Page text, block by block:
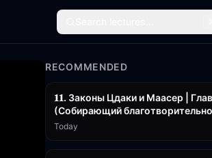
RECOMMENDED
𝟏𝟏. Законы Цдаки и Маасер |
(Собирающий
Today